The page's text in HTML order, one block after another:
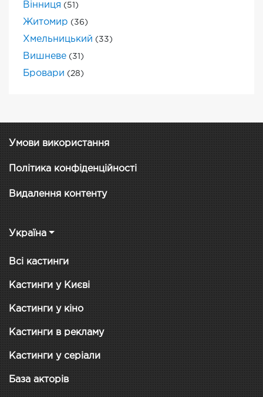
Вінниця (51)
Житомир (36)
Хмельницький (33)
Вишневе (31)
Бровари (28)
Умови використання
Політика конфіденційності
Видалення контенту
Україна
Всі кастинги
Кастинги у Києві
Кастинги у кіно
Кастинги в рекламу
Кастинги у серіали
База акторів